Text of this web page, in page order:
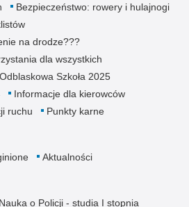
Bezpieczeństwo: rowery i hulajnogi
na drodze???
dla wszystkich
Odblaskowa Szkoła 2025
Informacje dla kierowców
ruchu
Punkty karne
Aktualności
Nauka o Policji - studia I stopnia